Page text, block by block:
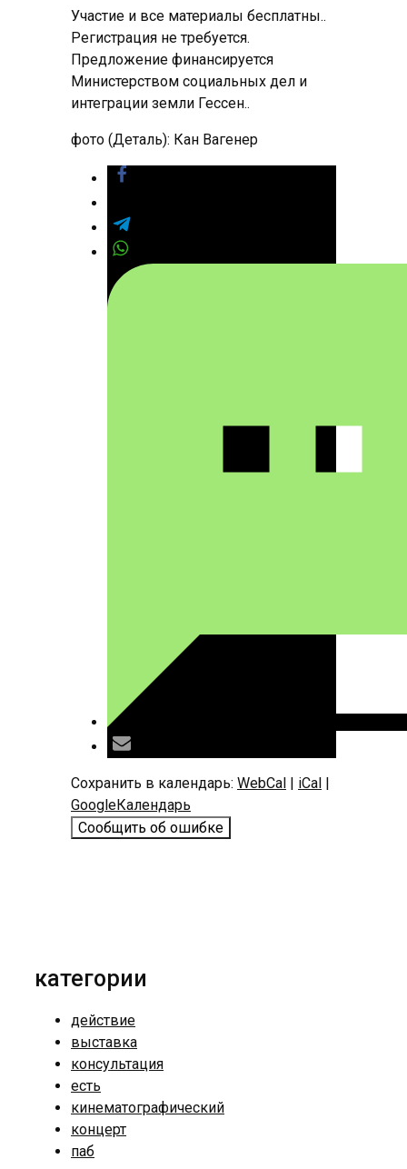
Участие и все материалы бесплатны..
Регистрация не требуется.
Предложение финансируется
Министерством социальных дел и
интеграции земли Гессен..
фото (Деталь): Кан Вагенер
Сохранить в календарь: WebCal | iCal |
GoogleКалендарь
Сообщить об ошибке
категории
действие
выставка
консультация
есть
кинематографический
концерт
паб